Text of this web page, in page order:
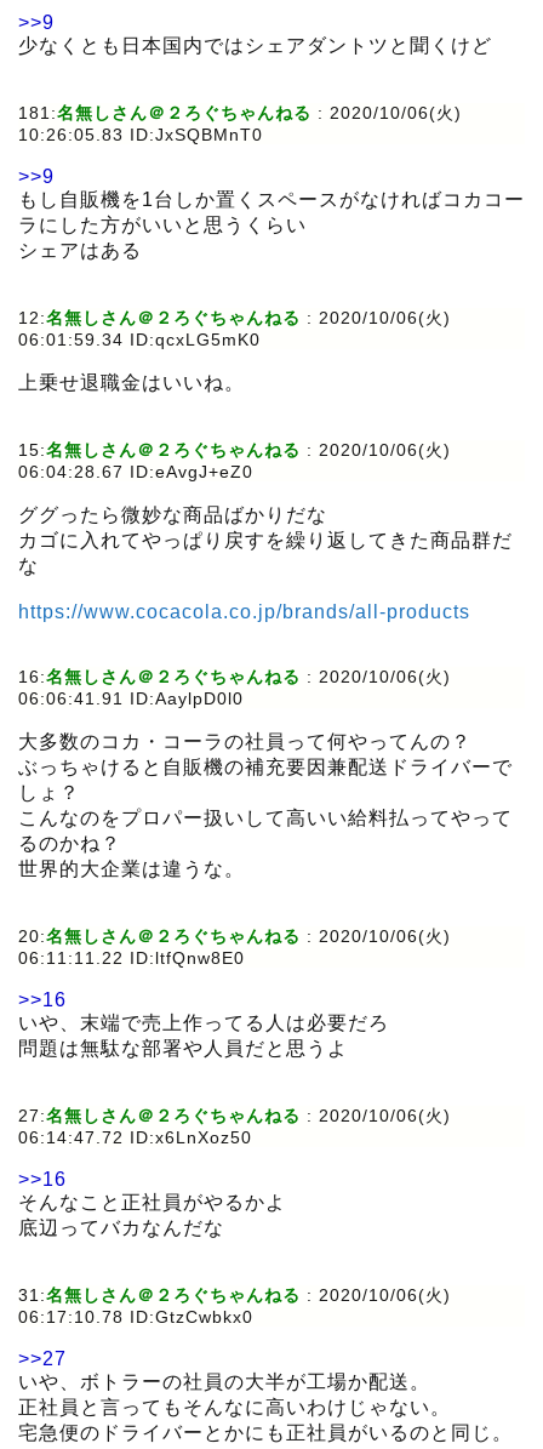
>>9
少なくとも日本国内ではシェアダントツと聞くけど
181:名無しさん＠２ろぐちゃんねる : 2020/10/06(火)
10:26:05.83 ID:JxSQBMnT0
>>9
もし自販機を1台しか置くスペースがなければコカコー
ラにした方がいいと思うくらい
シェアはある
12:名無しさん＠２ろぐちゃんねる : 2020/10/06(火)
06:01:59.34 ID:qcxLG5mK0
上乗せ退職金はいいね。
15:名無しさん＠２ろぐちゃんねる : 2020/10/06(火)
06:04:28.67 ID:eAvgJ+eZ0
ググったら微妙な商品ばかりだな
カゴに入れてやっぱり戻すを繰り返してきた商品群だ
な
https://www.cocacola.co.jp/brands/all-products
16:名無しさん＠２ろぐちゃんねる : 2020/10/06(火)
06:06:41.91 ID:AaylpD0l0
大多数のコカ・コーラの社員って何やってんの？
ぶっちゃけると自販機の補充要因兼配送ドライバーで
しょ？
こんなのをプロパー扱いして高いい給料払ってやって
るのかね？
世界的大企業は違うな。
20:名無しさん＠２ろぐちゃんねる : 2020/10/06(火)
06:11:11.22 ID:ltfQnw8E0
>>16
いや、末端で売上作ってる人は必要だろ
問題は無駄な部署や人員だと思うよ
27:名無しさん＠２ろぐちゃんねる : 2020/10/06(火)
06:14:47.72 ID:x6LnXoz50
>>16
そんなこと正社員がやるかよ
底辺ってバカなんだな
31:名無しさん＠２ろぐちゃんねる : 2020/10/06(火)
06:17:10.78 ID:GtzCwbkx0
>>27
いや、ボトラーの社員の大半が工場か配送。
正社員と言ってもそんなに高いわけじゃない。
宅急便のドライバーとかにも正社員がいるのと同じ。